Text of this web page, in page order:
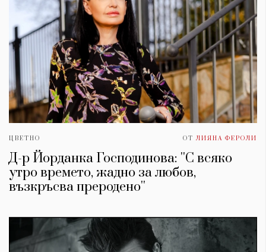
ЦВЕТНО ОТ ЛИЯНА ФЕРОЛИ
Д-р Йорданка Господинова: ''С всяко
утро времето, жадно за любов,
възкръсва преродено''